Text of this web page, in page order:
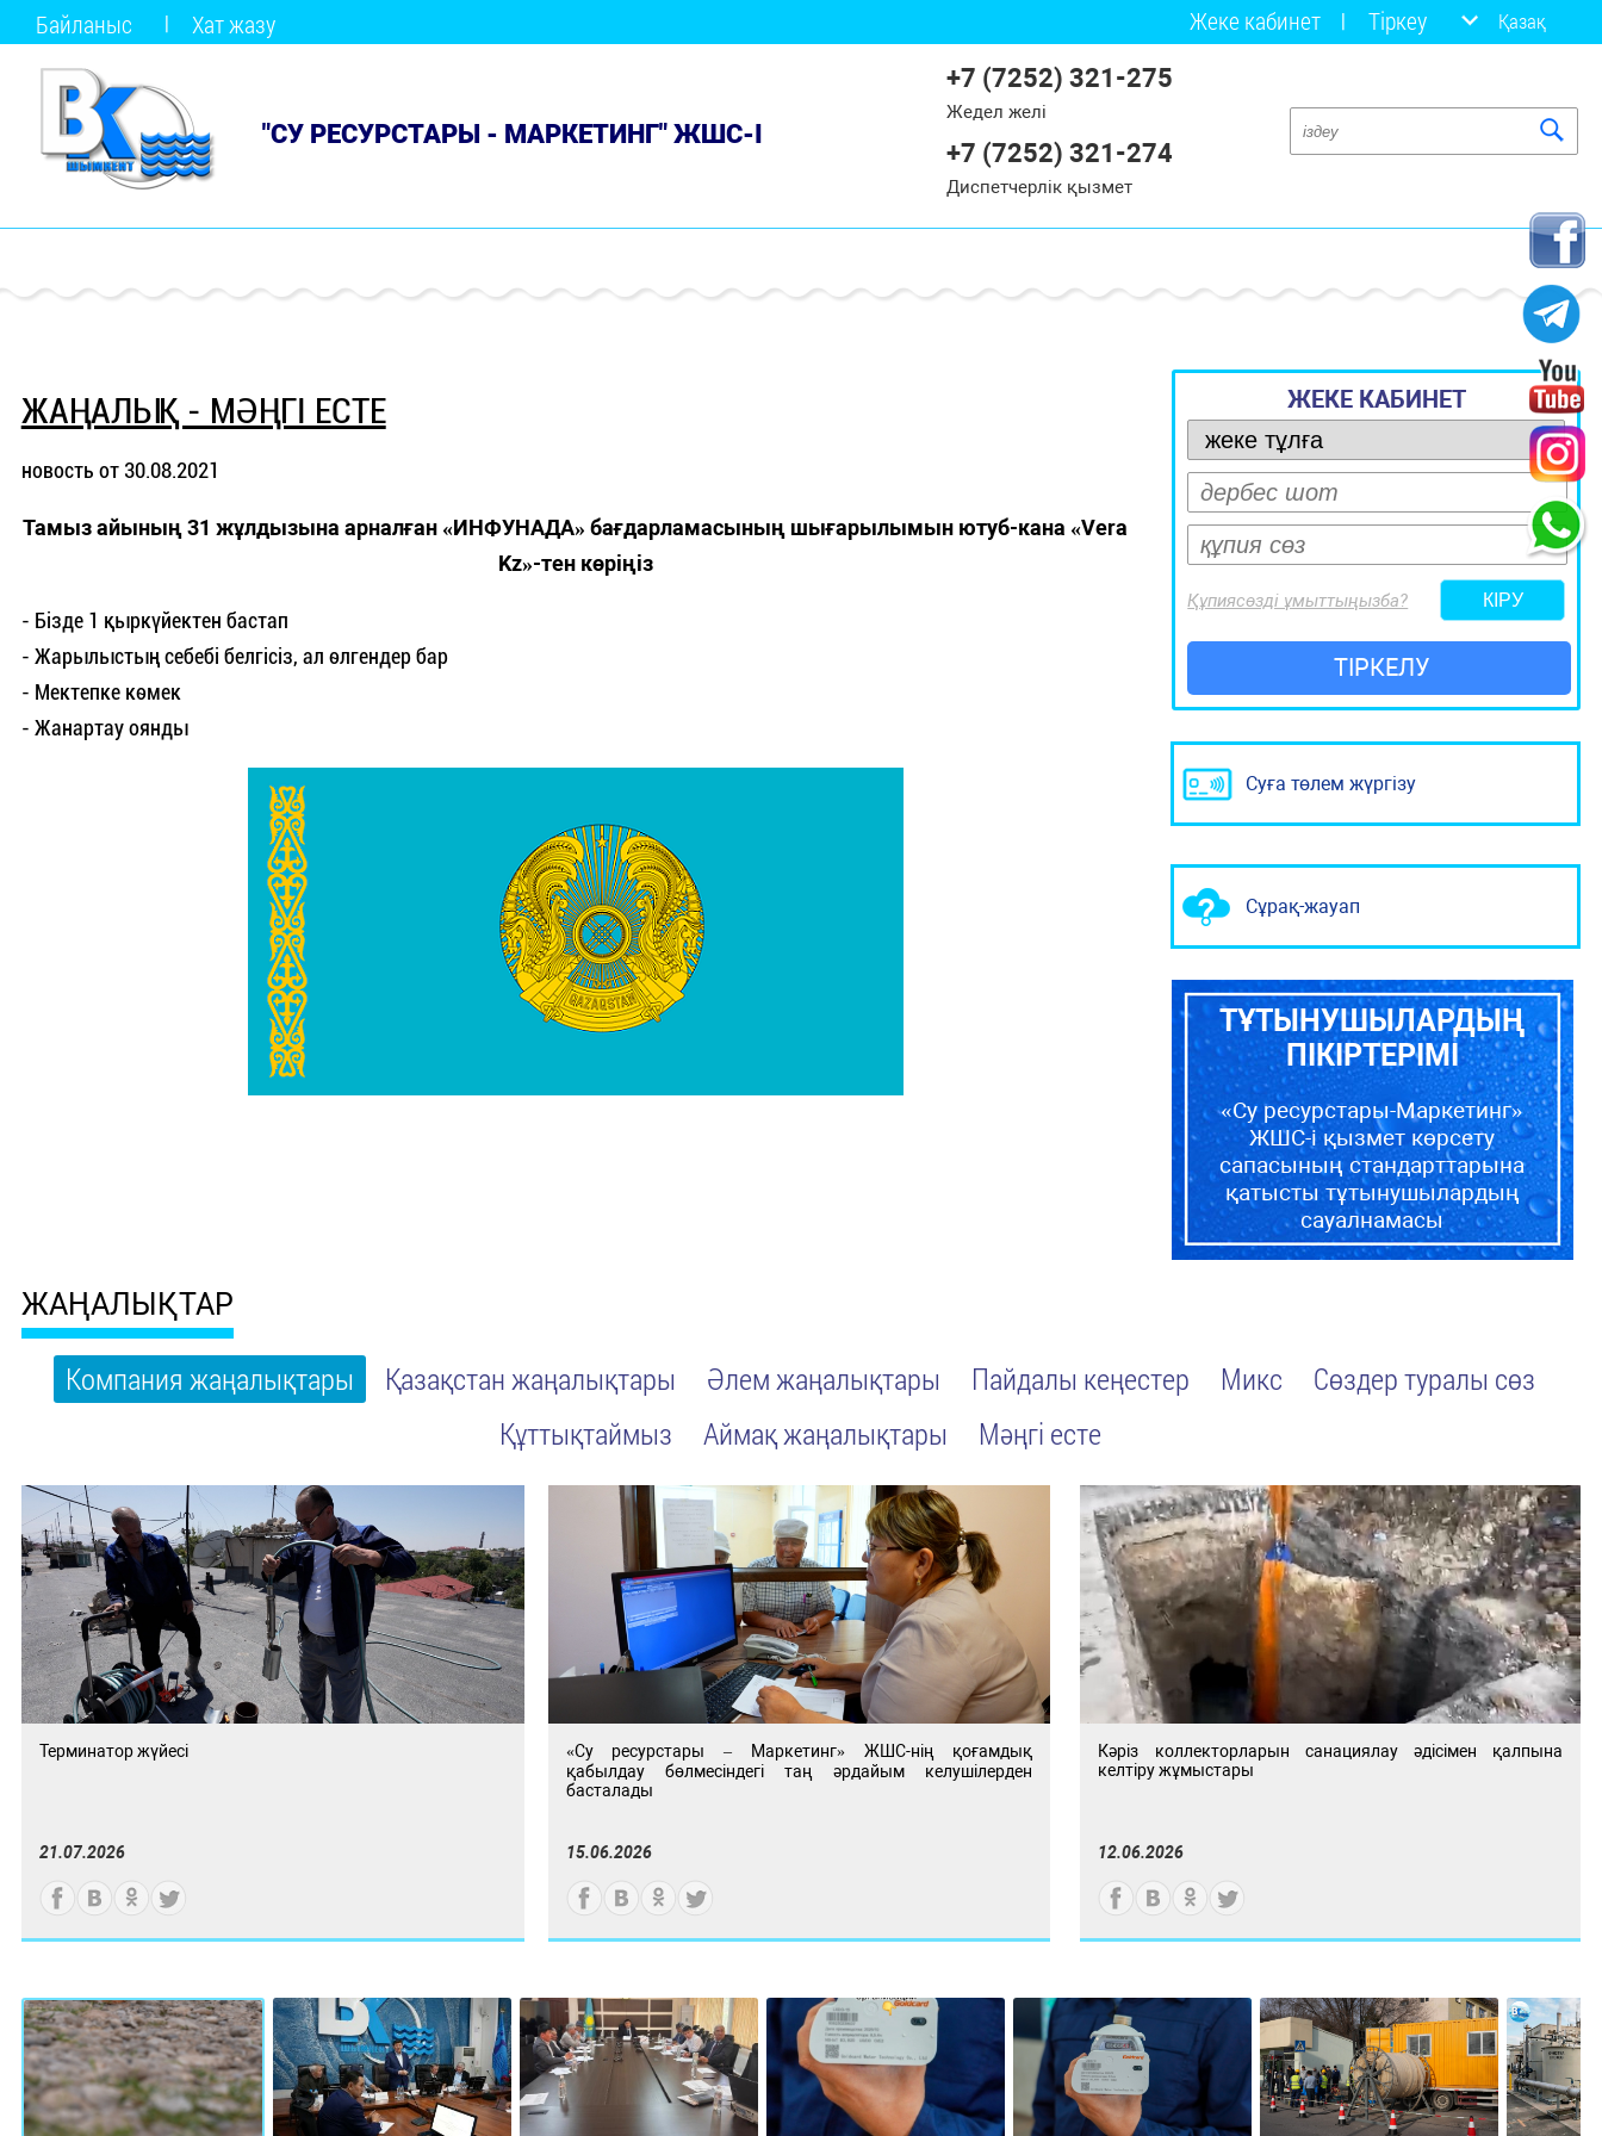
Байланыс Хат жазу Жеке кабинет Тіркеу Қазақ
"СУ РЕСУРСТАРЫ - МАРКЕТИНГ" ЖШС-І
+7 (7252) 321-275
Жедел желі
+7 (7252) 321-274
Диспетчерлік қызмет
ЖАҢАЛЫҚ - МӘҢГІ ЕСТЕ
новость от 30.08.2021
Тамыз айының 31 жұлдызына арналған «ИНФУНАДА» бағдарламасының шығарылымын ютуб-кана «Vera
Kz»-тен көріңіз
- Бізде 1 қыркүйектен бастап
- Жарылыстың себебі белгісіз, ал өлгендер бар
- Мектепке көмек
- Жанартау оянды
ЖЕКЕ КАБИНЕТ
Құпиясөзді ұмыттыңызба?
ТІРКЕЛУ
Суға төлем жүргізу
Сұрақ-жауап
ТҰТЫНУШЫЛАРДЫҢ
ПІКІРТЕРІМІ
«Су ресурстары-Маркетинг»
ЖШС-і қызмет көрсету
сапасының стандарттарына
қатысты тұтынушылардың
сауалнамасы
ЖАҢАЛЫҚТАР
Компания жаңалықтары Қазақстан жаңалықтары Әлем жаңалықтары Пайдалы кеңестер Микс
Сөздер туралы сөз
Құттықтаймыз
Аймақ жаңалықтары Мәңгі есте
Терминатор жүйесі
21.07.2026
«Су ресурстары – Маркетинг» ЖШС-нің қоғамдық
қабылдау бөлмесіндегі таң әрдайым келушілерден
басталады
15.06.2026
Кәріз коллекторларын санациялау әдісімен қалпына
келтіру жұмыстары
12.06.2026